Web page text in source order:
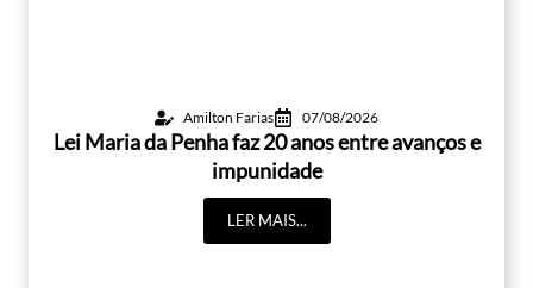
Amilton Farias 07/08/2026
Lei Maria da Penha faz 20 anos entre avanços e
impunidade
LER MAIS...